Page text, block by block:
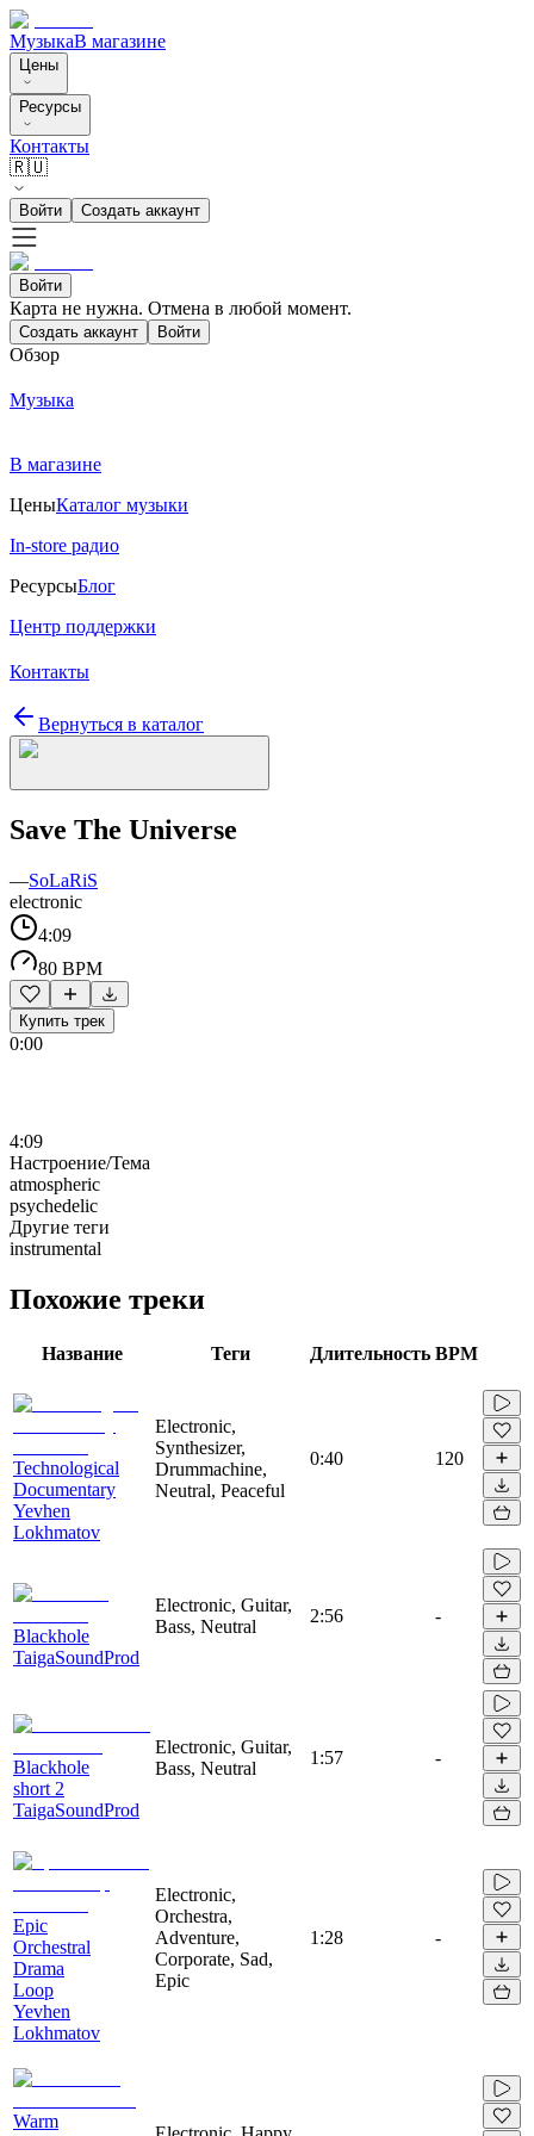
МузыкаВ магазине
Цены
Ресурсы
Контакты
🇷🇺
Войти Создать аккаунт
Войти
Карта не нужна. Отмена в любой момент.
Создать аккаунт Войти
Обзор
Музыка
В магазине
ЦеныКаталог музыки
In-store радио
РесурсыБлог
Центр поддержки
Контакты
Вернуться в каталог
Save The Universe
—SoLaRiS
electronic
4:09
80 BPM
Купить трек
0:00
4:09
Настроение/Тема
atmospheric
psychedelic
Другие теги
instrumental
Похожие треки
Название Теги Длительность BPM
Technological
Documentary
Yevhen
Lokhmatov
Electronic,
Synthesizer,
Drummachine,
Neutral, Peaceful
0:40 120
Blackhole
TaigaSoundProd
Electronic, Guitar,
Bass, Neutral
2:56 -
Blackhole
short 2
TaigaSoundProd
Electronic, Guitar,
Bass, Neutral
1:57 -
Epic
Orchestral
Drama
Loop
Yevhen
Lokhmatov
Electronic,
Orchestra,
Adventure,
Corporate, Sad,
Epic
1:28 -
Warm